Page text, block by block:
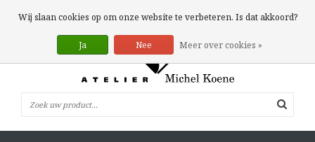
0 Artikelen
Wij slaan cookies op om onze website te verbeteren. Is dat akkoord?
Ja Nee Meer over cookies »